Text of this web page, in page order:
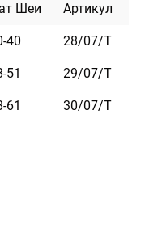
Крепкая и
позволяет
питомцем.
Доступен в пяти
Шеи Артикул
40 28/07/Т
51 29/07/Т
61 30/07/Т